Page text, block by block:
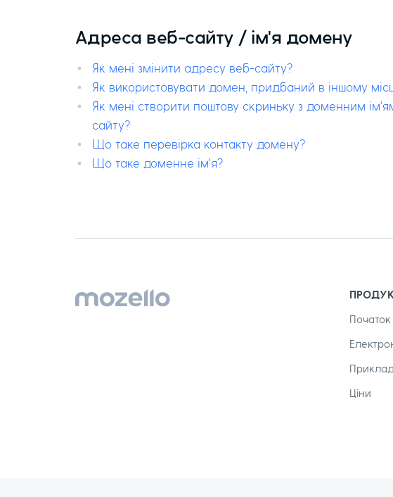
Адреса веб-сайту / ім'я домену
Як мені змінити адресу веб-сайту?
Як використовувати домен, придбаний в іншому
Як мені створити поштову скриньку з доменним
сайту?
Що таке перевірка контакту домену?
Що таке доменне ім'я?
Початок
Ціни